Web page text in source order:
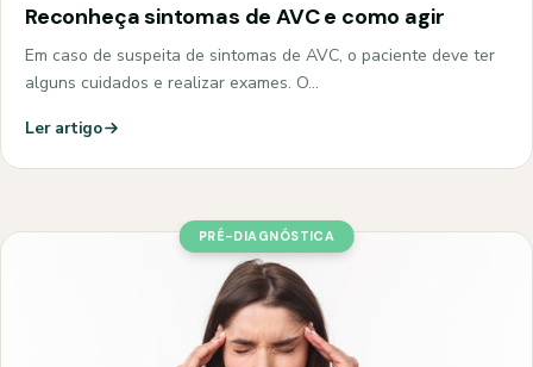
Reconheça sintomas de AVC e como agir
Em caso de suspeita de sintomas de AVC, o paciente deve ter
alguns cuidados e realizar exames. O…
Ler artigo
PRÉ-DIAGNÓSTICA